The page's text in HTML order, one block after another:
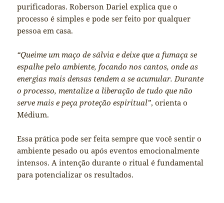
purificadoras. Roberson Dariel explica que o
processo é simples e pode ser feito por qualquer
pessoa em casa.
“Queime um maço de sálvia e deixe que a fumaça se
espalhe pelo ambiente, focando nos cantos, onde as
energias mais densas tendem a se acumular. Durante
o processo, mentalize a liberação de tudo que não
serve mais e peça proteção espiritual”, orienta o
Médium.
Essa prática pode ser feita sempre que você sentir o
ambiente pesado ou após eventos emocionalmente
intensos. A intenção durante o ritual é fundamental
para potencializar os resultados.